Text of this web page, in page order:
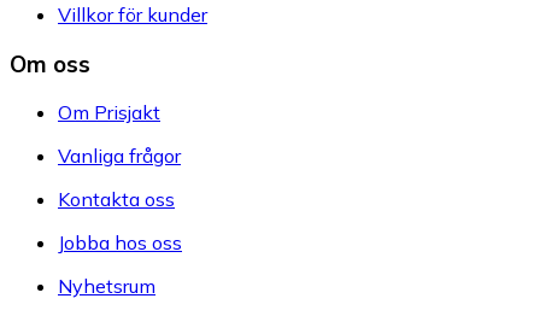
Villkor för kunder
Om oss
Om Prisjakt
Vanliga frågor
Kontakta oss
Jobba hos oss
Nyhetsrum